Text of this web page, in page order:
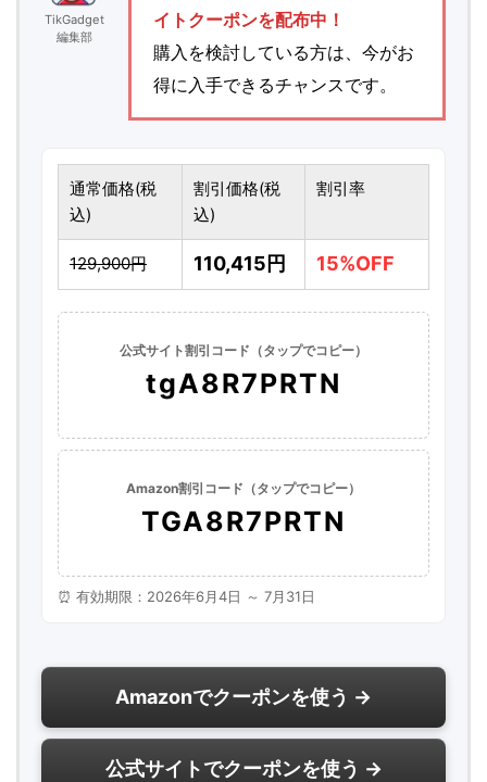
TikGadget
編集部
イトクーポンを配布中！
購入を検討している方は、今がお
得に入手できるチャンスです。
通常価格(税
込)
割引価格(税
込)
割引率
129,900円 110,415円 15%OFF
公式サイト割引コード（タップでコピー）
tgA8R7PRTN
Amazon割引コード（タップでコピー）
TGA8R7PRTN
⏰ 有効期限：2026年6月4日 ～ 7月31日
Amazonでクーポンを使う →
公式サイトでクーポンを使う →